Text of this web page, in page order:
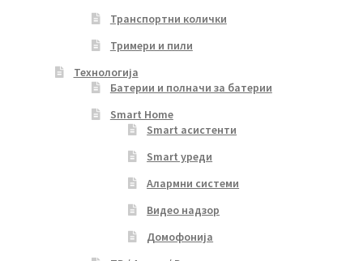
Транспортни колички
Тримери и пили
Технологија
Батерии и полначи за батерии
Smart Home
Smart асистенти
Smart уреди
Алармни системи
Видео надзор
Домофонија